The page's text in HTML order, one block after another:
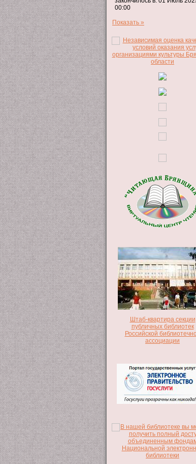
00:00
Показать »
Штаб-квартира секции
публичных библиотек
Российской
ассоциации